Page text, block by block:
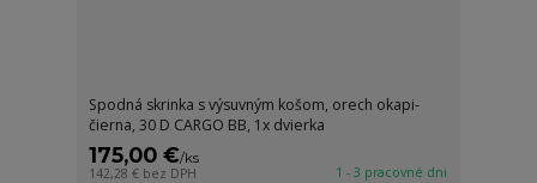
Spodná skrinka s výsuvným košom, orech okapi-
čierna, 30 D CARGO BB, 1x dvierka
175,00 €/ks
142,28 € bez DPH 1 - 3 pracovné dni